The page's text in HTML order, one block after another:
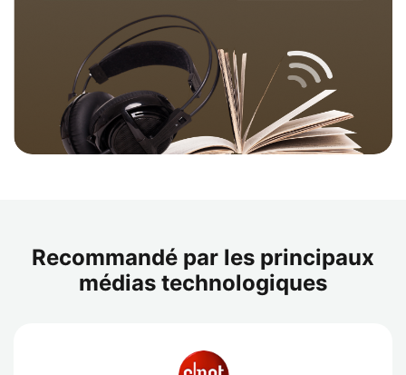
Recommandé par les principaux
médias technologiques